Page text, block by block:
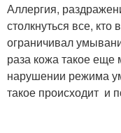
Аллергия,
столкнуться все,
ограничивал
раза кожа такое еще
нарушении режима
такое происходит и